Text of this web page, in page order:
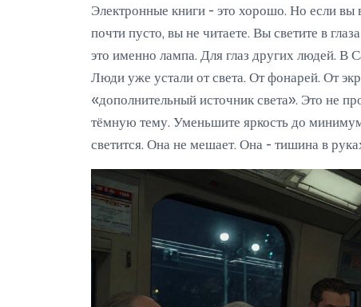
Электронные книги - это хорошо. Но если вы
почти пусто, вы не читаете. Вы светите в
это именно лампа. Для глаз других людей. В
Люди уже устали от света. От фонарей. От
«дополнительный источник света». Это не
тёмную тему. Уменьшите яркость до
светится. Она не мешает. Она - тишина в